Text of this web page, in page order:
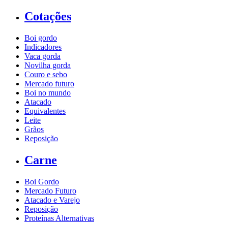
Cotações
Boi gordo
Indicadores
Vaca gorda
Novilha gorda
Couro e sebo
Mercado futuro
Boi no mundo
Atacado
Equivalentes
Leite
Grãos
Reposição
Carne
Boi Gordo
Mercado Futuro
Atacado e Varejo
Reposição
Proteínas Alternativas